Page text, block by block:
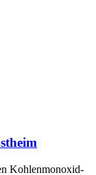
Kohlenmonoxid-